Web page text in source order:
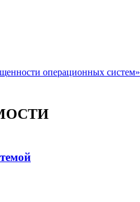
операционных систем»